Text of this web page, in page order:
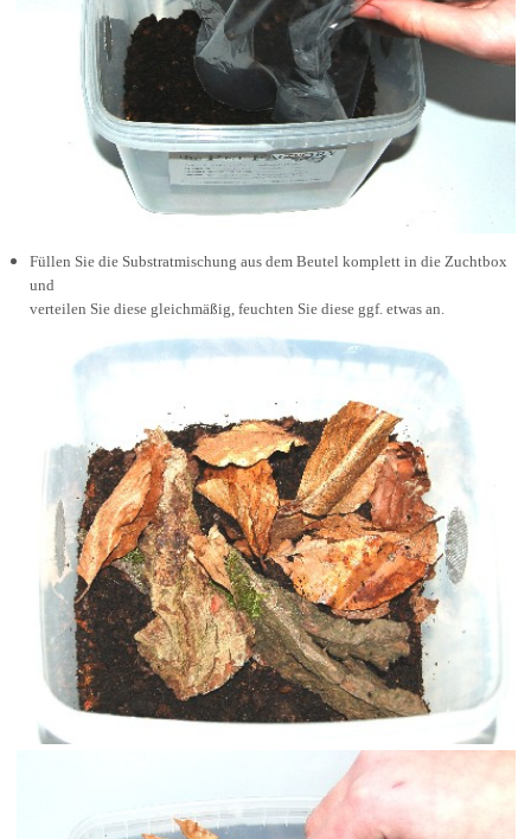
Füllen Sie die Substratmischung aus dem Beutel komplett in die Zuchtbox
und
verteilen Sie diese gleichmäßig, feuchten Sie diese ggf. etwas an.